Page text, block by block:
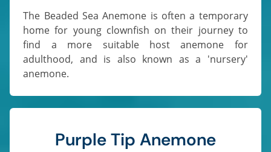
The Beaded Sea Anemone is often a temporary
home for young clownfish on their journey to
find a more suitable host anemone for
adulthood, and is also known as a 'nursery'
anemone.
Purple Tip Anemone